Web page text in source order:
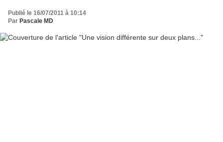
Publié le 16/07/2011 à 10:14
Par Pascale MD